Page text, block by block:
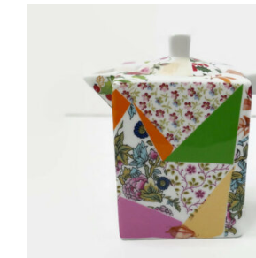
AJOUTER AU PANIER /